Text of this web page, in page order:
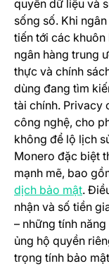
quyền dữ liệu và
sống số. Khi
tiến tới các khuôn
ngân hàng trung
thực và chính
dùng đang tìm
tài chính. Privacy
công nghệ, cho
không để lộ lịch
Monero đặc biệt
mạnh mẽ, bao
dịch bảo mật.
nhận và số tiền
– những tính
ủng hộ quyền
trọng tính bảo